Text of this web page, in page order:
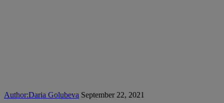
Author:Daria Golubeva September 22, 2021